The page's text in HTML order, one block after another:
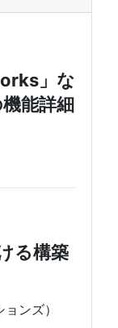
」な
能詳細
る構築
ンズ）